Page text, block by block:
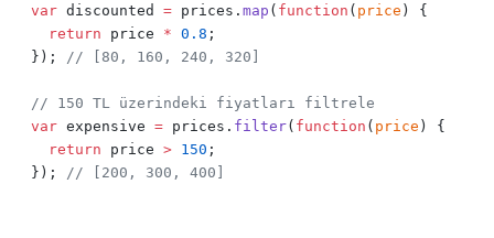
var discounted = prices. map ( function ( price
  return
price * 0.8
});
var expensive = prices. filter( function ( price
  return
price > 150
});